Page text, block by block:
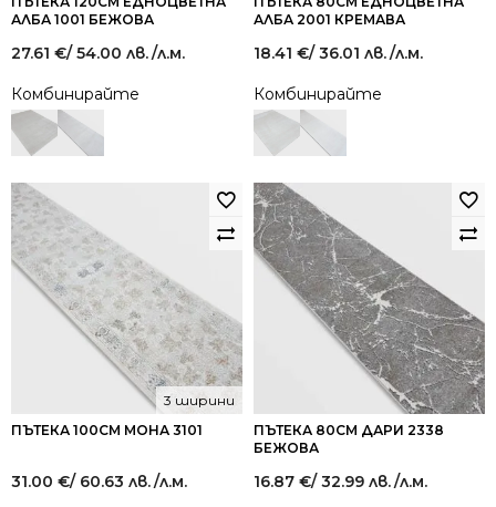
АЛБА 1001 БЕЖОВА
27.61 €/ 54.00 лв./л.м.
Комбинирайте
АЛБА 2001 КРЕМАВА
18.41 €/ 36.01 лв./л.м.
Комбинирайте
ПЪТЕКА 100СМ МОНА 3101
3 ширини
31.00 €/ 60.63 лв./л.м.
ПЪТЕКА 80СМ ДАРИ 2338
БЕЖОВА
16.87 €/ 32.99 лв./л.м.